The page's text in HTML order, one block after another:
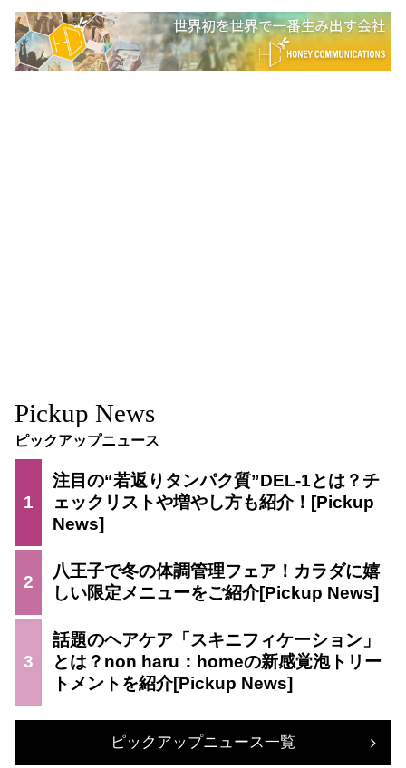
Pickup News
ピックアップニュース
1
注目の“若返りタンパク質”DEL-1とは？チ
ェックリストや増やし方も紹介！
2
八王子で冬の体調管理フェア！カラダに嬉
しい限定メニューをご紹介
3
話題のヘアケア「スキニフィケーション」
とは？non haru：homeの新感覚泡トリー
トメントを紹介
ピックアップニュース一覧